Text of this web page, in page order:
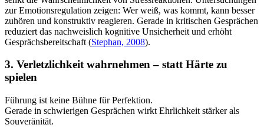
zur Emotionsregulation zeigen: Wer weiß, was kommt, kann besser
zuhören und konstruktiv reagieren. Gerade in kritischen Gesprächen
reduziert das nachweislich kognitive Unsicherheit und erhöht
Gesprächsbereitschaft (Stephan, 2008).
3. Verletzlichkeit wahrnehmen – statt Härte zu
spielen
Führung ist keine Bühne für Perfektion.
Gerade in schwierigen Gesprächen wirkt Ehrlichkeit stärker als
Souveränität.